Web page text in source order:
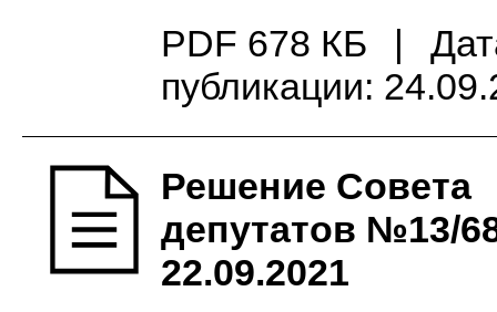
PDF 678 КБ
|
публикации:
Решение Совета
депутатов №13/
22.09.2021